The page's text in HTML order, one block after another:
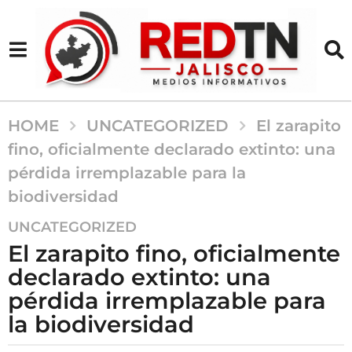
HOME UNCATEGORIZED
El zarapito
fino, oficialmente declarado extinto: una
pérdida irremplazable para la
biodiversidad
2
a
ñ
o
s
a
g
UNCATEGORIZED
El zarapito fino, oficialmente
declarado extinto: una
pérdida irremplazable para
la biodiversidad